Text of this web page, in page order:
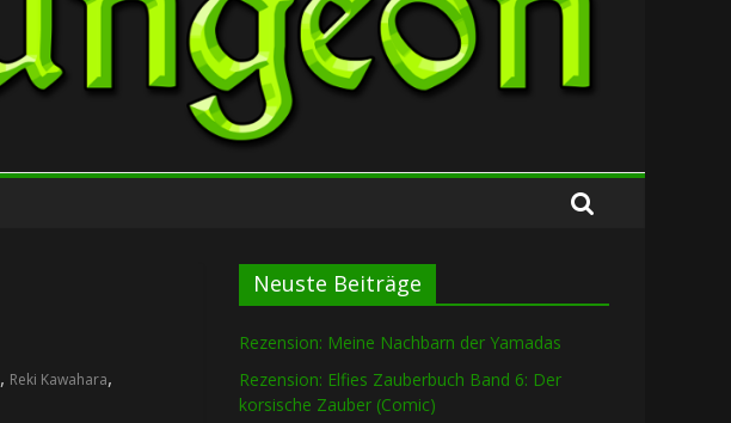
, Reki Kawahara,
Neuste Beiträge
Rezension: Meine Nachbarn der Yamadas
Rezension: Elfies Zauberbuch Band 6: Der
korsische Zauber (Comic)